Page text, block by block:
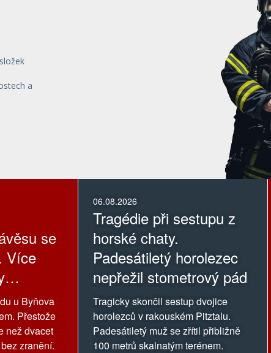
a
06.08.2026
Tragédie při sestupu z
horské chaty.
Padesátiletý horolezec
nepřežil stometrový pád
Tragicky skončil sestup dvojice
horolezců v rakouském Pitztalu.
Padesátiletý muž se zřítil přibližně
100 metrů skalnatým terénem.
se
Více
bez
u Byňova
Přestože
než dvacet
zranění.